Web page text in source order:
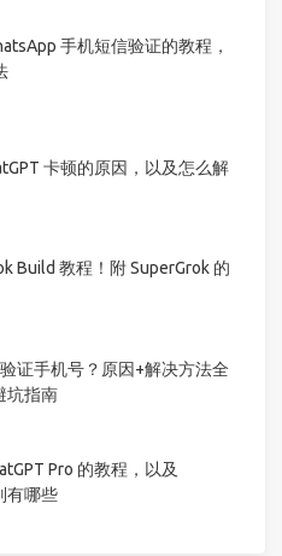
手机短信验证的教程，
卡顿的原因，以及怎么解
Build 教程！附 SuperGrok 的
证手机号？原因+解决方法全
坑指南
Pro 的教程，以及
有哪些